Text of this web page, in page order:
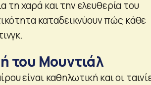
τη χαρά και την ελευθερία του
καταδεικνύουν πώς κάθε
του Μουντιάλ
είναι καθηλωτική και οι